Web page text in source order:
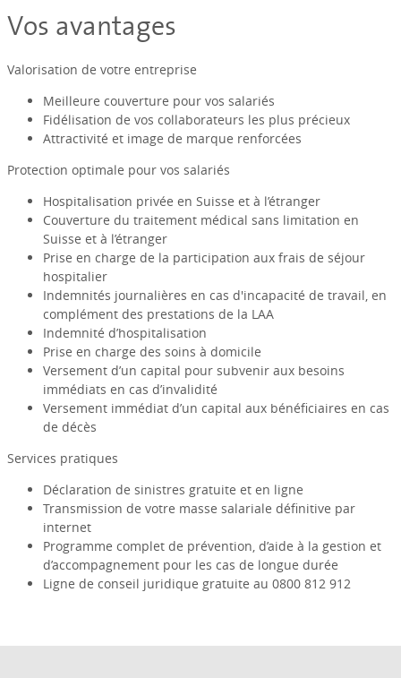
Vos avantages
Valorisation de votre entreprise
Meilleure couverture pour vos salariés
Fidélisation de vos collaborateurs les plus précieux
Attractivité et image de marque renforcées
Protection optimale pour vos salariés
Hospitalisation privée en Suisse et à l’étranger
Couverture du traitement médical sans limitation en
Suisse et à l’étranger
Prise en charge de la participation aux frais de séjour
hospitalier
Indemnités journalières en cas d'incapacité de travail, en
complément des prestations de la LAA
Indemnité d’hospitalisation
Prise en charge des soins à domicile
Versement d’un capital pour subvenir aux besoins
immédiats en cas d’invalidité
Versement immédiat d’un capital aux bénéficiaires en cas
de décès
Services pratiques
Déclaration de sinistres gratuite et en ligne
Transmission de votre masse salariale définitive par
internet
Programme complet de prévention, d’aide à la gestion et
d’accompagnement pour les cas de longue durée
Ligne de conseil juridique gratuite au 0800 812 912